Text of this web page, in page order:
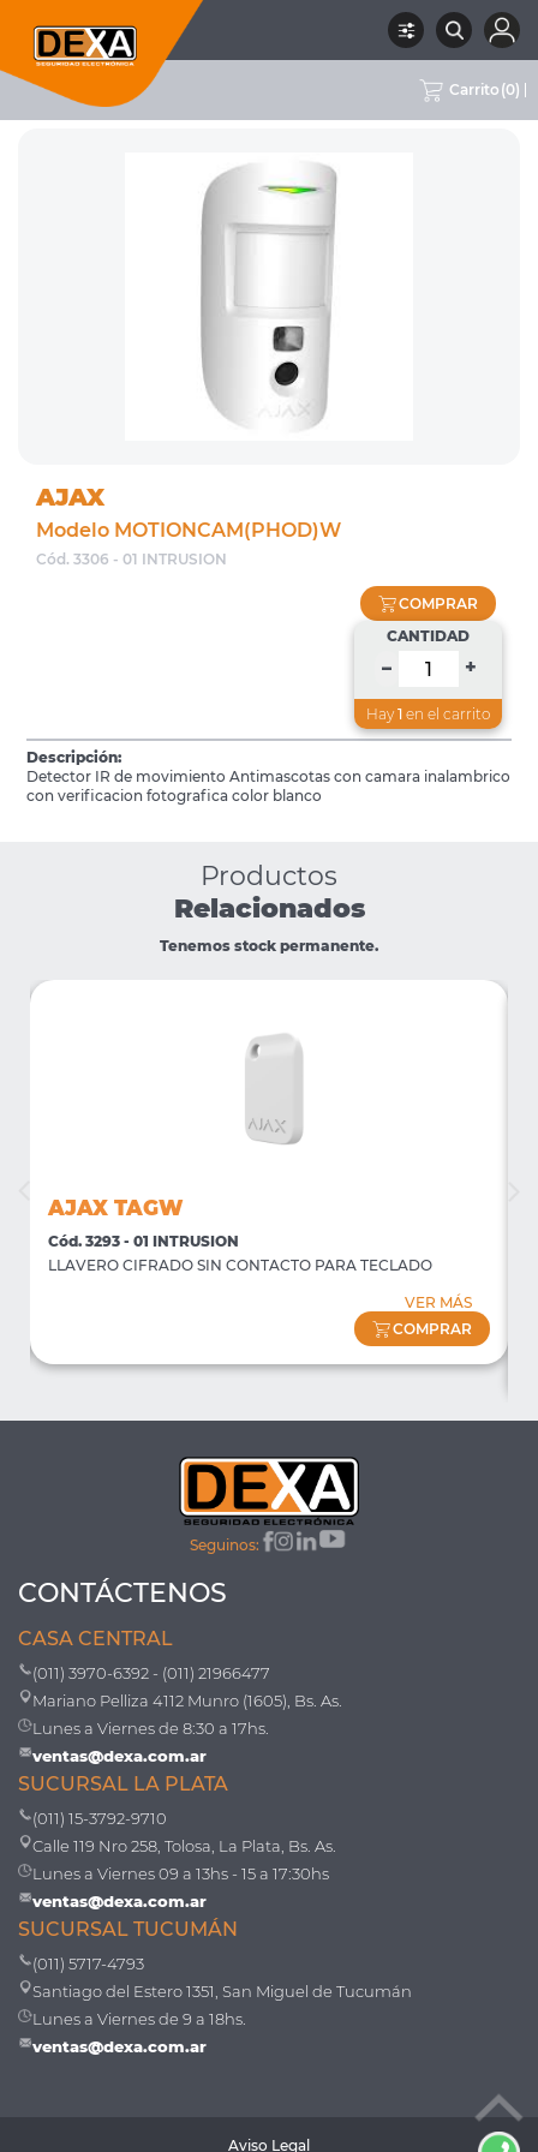
Carrito (0)
RUBRO 01 INTRUSION MARCA AJAX
AJAX
Modelo MOTIONCAM(PHOD)W
Cód. 3306 - 01 INTRUSION
COMPRAR
CANTIDAD
– +
Hay 1 en el carrito
Descripción:
Detector IR de movimiento Antimascotas con camara inalambrico
con verificacion fotografica color blanco
Productos
Relacionados
Tenemos stock permanente.
AJAX TAGW
Cód. 3293 - 01 INTRUSION
LLAVERO CIFRADO SIN CONTACTO PARA TECLADO
VER MÁS
COMPRAR
Seguinos:
CONTÁCTENOS
CASA CENTRAL
(011) 3970-6392 - (011) 21966477
Mariano Pelliza 4112 Munro (1605), Bs. As.
Lunes a Viernes de 8:30 a 17hs.
ventas@dexa.com.ar
SUCURSAL LA PLATA
(011) 15-3792-9710
Calle 119 Nro 258, Tolosa, La Plata, Bs. As.
Lunes a Viernes 09 a 13hs - 15 a 17:30hs
ventas@dexa.com.ar
SUCURSAL TUCUMÁN
(011) 5717-4793
Santiago del Estero 1351, San Miguel de Tucumán
Lunes a Viernes de 9 a 18hs.
ventas@dexa.com.ar
Aviso Legal